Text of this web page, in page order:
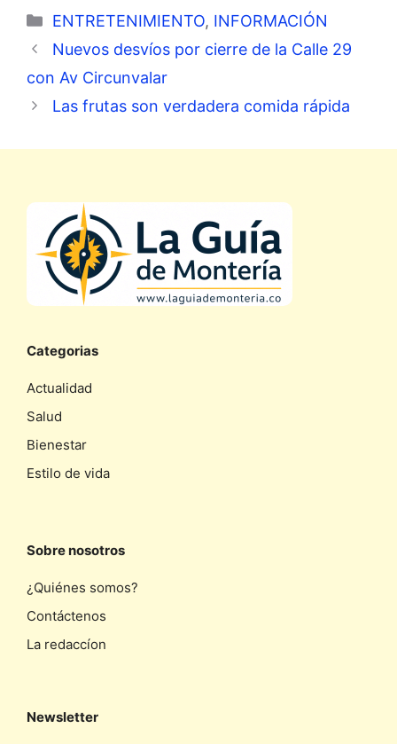
Categorías
ENTRETENIMIENTO, INFORMACIÓN
Nuevos desvíos por cierre de la Calle 29
con Av Circunvalar
Las frutas son verdadera comida rápida
Categorias
Actualidad
Salud
Bienestar
Estilo de vida
Sobre nosotros
¿Quiénes somos?
Contáctenos
La redaccíon
Newsletter